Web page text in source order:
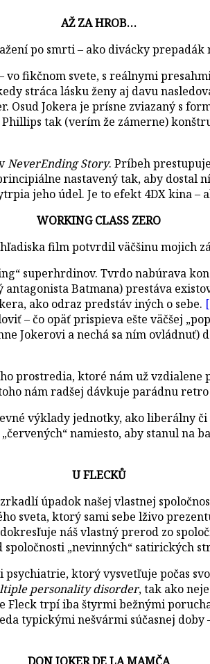
AŽ ZA HROB…
po smrti – ako divácky
fikčnom svete, s reálnymi
stráca lásku ženy aj davu
Jokera je prísne zviazaný s
tak (verím že zámerne)
NeverEnding Story. Príbeh
nastavený tak, aby dostal
jeho údel. Je to efekt 4DX kina
WORKING CLASS ZERO
film potvrdil väčšinu mojich
superhrdinov. Tvrdo nabúrava
Batmana) prestáva
ako odraz predstáv iných o sebe.
– čo opäť prispieva ešte väčšej
Jokerovi a nechá sa ním
prostredia, ktoré nám už
nám radšej dávkuje parádnu
výklady jednotky, ako liberálny
namiesto, aby stanul
U FLECKŮ
úpadok našej vlastnej
sveta, ktorý sami sebe lživo
náš vlastný prerod zo
„nevinných“ satirických
ktorý vysvetľuje počas
personality disorder, tak ako
trpí iba štyrmi bežnými
typickými nešvármi súčasnej